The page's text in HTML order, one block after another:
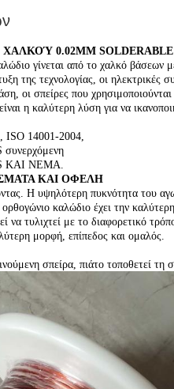
0.02MM
γίνεται από το χαλκό
της τεχνολογίας, οι ηλεκτρικές
οι σπείρες που
η καλύτερη λύση για να
ISO 14001-2004,
συνερχόμενη
ΚΑΙ NEMA.
ΚΑΙ ΟΦΕΛΗ
Η υψηλότερη πυκνότητα του
καλώδιο έχει την
να τυλιχτεί με το διαφορετικό
μορφή, επίπεδος και ομαλός.
σπείρα, πιάτο τοποθετεί